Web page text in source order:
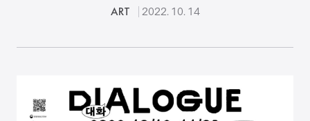
ART 2022. 10. 14